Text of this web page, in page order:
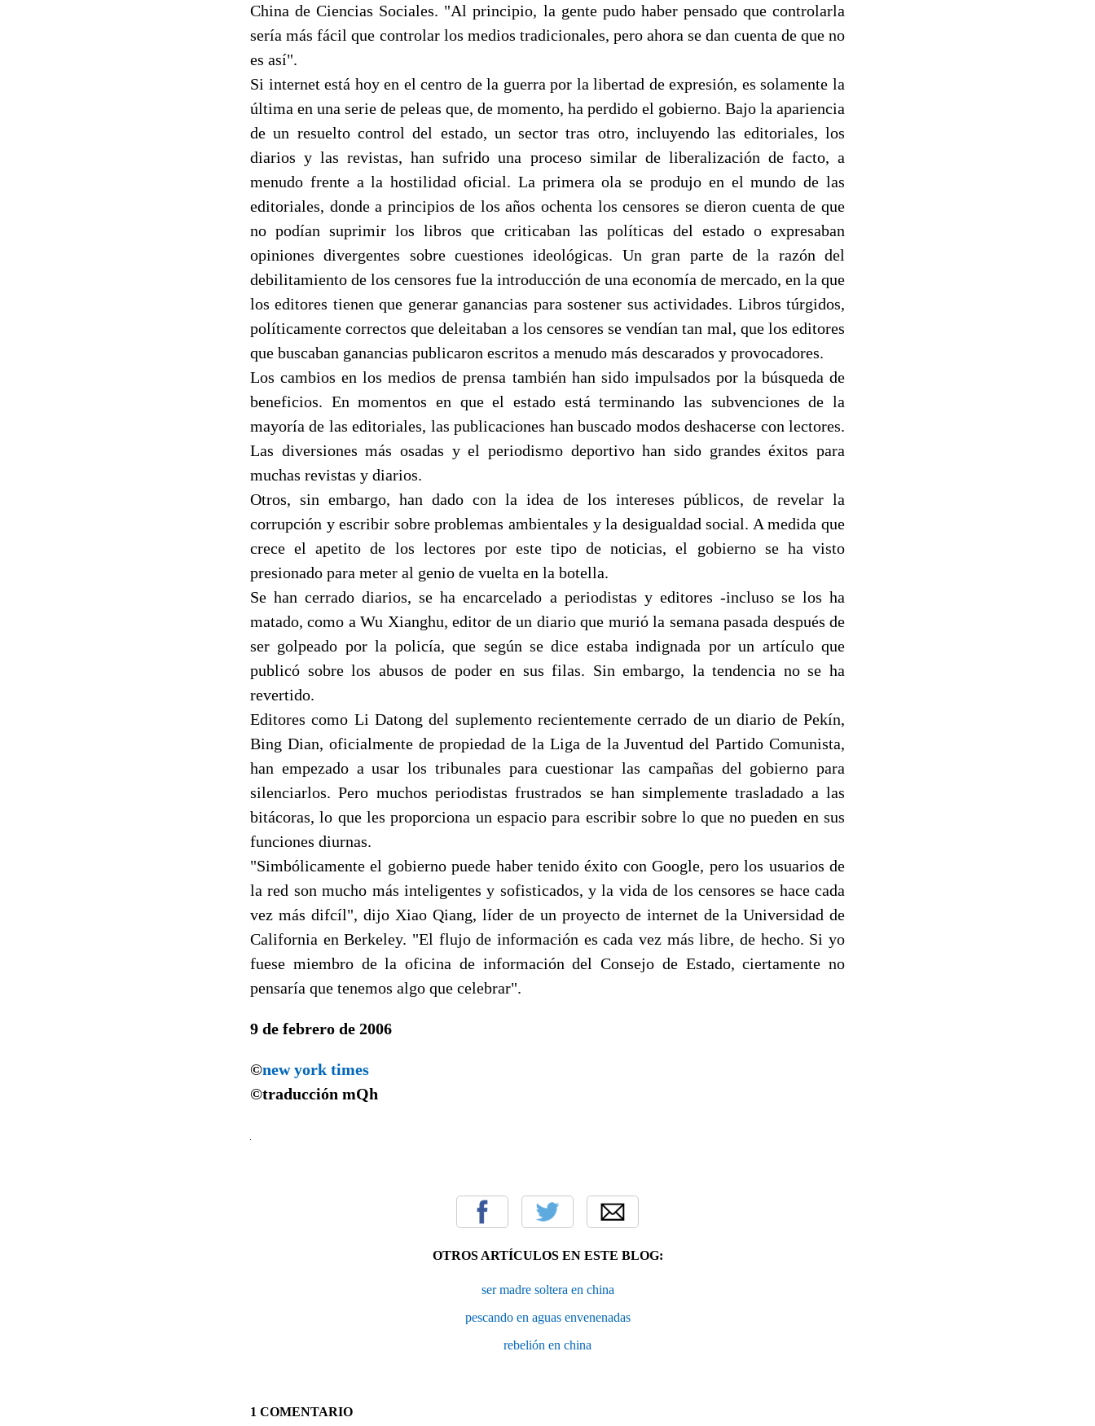
China de Ciencias Sociales. "Al principio, la gente pudo haber pensado que controlarla
sería más fácil que controlar los medios tradicionales, pero ahora se dan cuenta de que no
es así".
Si internet está hoy en el centro de la guerra por la libertad de expresión, es solamente la
última en una serie de peleas que, de momento, ha perdido el gobierno. Bajo la apariencia
de un resuelto control del estado, un sector tras otro, incluyendo las editoriales, los
diarios y las revistas, han sufrido una proceso similar de liberalización de facto, a
menudo frente a la hostilidad oficial. La primera ola se produjo en el mundo de las
editoriales, donde a principios de los años ochenta los censores se dieron cuenta de que
no podían suprimir los libros que criticaban las políticas del estado o expresaban
opiniones divergentes sobre cuestiones ideológicas. Un gran parte de la razón del
debilitamiento de los censores fue la introducción de una economía de mercado, en la que
los editores tienen que generar ganancias para sostener sus actividades. Libros túrgidos,
políticamente correctos que deleitaban a los censores se vendían tan mal, que los editores
que buscaban ganancias publicaron escritos a menudo más descarados y provocadores.
Los cambios en los medios de prensa también han sido impulsados por la búsqueda de
beneficios. En momentos en que el estado está terminando las subvenciones de la
mayoría de las editoriales, las publicaciones han buscado modos deshacerse con lectores.
Las diversiones más osadas y el periodismo deportivo han sido grandes éxitos para
muchas revistas y diarios.
Otros, sin embargo, han dado con la idea de los intereses públicos, de revelar la
corrupción y escribir sobre problemas ambientales y la desigualdad social. A medida que
crece el apetito de los lectores por este tipo de noticias, el gobierno se ha visto
presionado para meter al genio de vuelta en la botella.
Se han cerrado diarios, se ha encarcelado a periodistas y editores -incluso se los ha
matado, como a Wu Xianghu, editor de un diario que murió la semana pasada después de
ser golpeado por la policía, que según se dice estaba indignada por un artículo que
publicó sobre los abusos de poder en sus filas. Sin embargo, la tendencia no se ha
revertido.
Editores como Li Datong del suplemento recientemente cerrado de un diario de Pekín,
Bing Dian, oficialmente de propiedad de la Liga de la Juventud del Partido Comunista,
han empezado a usar los tribunales para cuestionar las campañas del gobierno para
silenciarlos. Pero muchos periodistas frustrados se han simplemente trasladado a las
bitácoras, lo que les proporciona un espacio para escribir sobre lo que no pueden en sus
funciones diurnas.
"Simbólicamente el gobierno puede haber tenido éxito con Google, pero los usuarios de
la red son mucho más inteligentes y sofisticados, y la vida de los censores se hace cada
vez más difcíl", dijo Xiao Qiang, líder de un proyecto de internet de la Universidad de
California en Berkeley. "El flujo de información es cada vez más libre, de hecho. Si yo
fuese miembro de la oficina de información del Consejo de Estado, ciertamente no
pensaría que tenemos algo que celebrar".
9 de febrero de 2006
©new york times
©traducción mQh
OTROS ARTÍCULOS EN ESTE BLOG:
ser madre soltera en china
pescando en aguas envenenadas
rebelión en china
1 COMENTARIO